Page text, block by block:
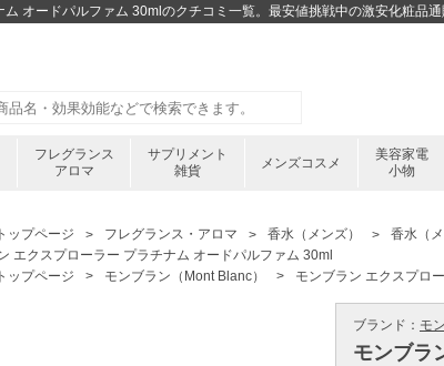
オードパルファム 30mlのクチコミ一覧。最安値挑戦中の激安化粧品通
フレグランス
アロマ
サプリメント
雑貨
メンズコスメ
美容家電
小物
ップページ フレグランス・アロマ 香水（メンズ）
香水（メ
エクスプローラー プラチナム オードパルファム 30ml
ップページ
モンブラン（Mont Blanc） モンブラン エクスプロ
ブランド： モ
モンブラ